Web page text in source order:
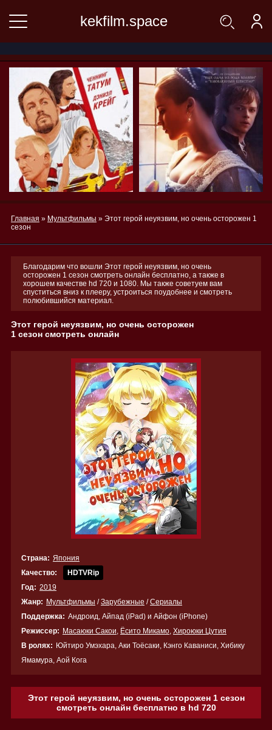
kekfilm.space
Главная » Мультфильмы » Этот герой неуязвим, но очень осторожен 1
сезон
Благодарим что вошли Этот герой неуязвим, но очень
осторожен 1 сезон смотреть онлайн бесплатно, а также в
хорошем качестве hd 720 и 1080. Мы также советуем вам
спуститься вниз к плееру, устроиться поудобнее и смотреть
полюбившийся материал.
Этот герой неуязвим, но очень осторожен
1 сезон смотреть онлайн
Страна: Япония
Качество:
HDTVRip
Год: 2019
Жанр: Мультфильмы /Зарубежные /Сериалы
Поддержка: Андроид, Айпад (iPad) и Айфон (iPhone)
Режиссер: Масаюки Сакои, Ёсито Микамо, Хироюки Цутия
В ролях: Юйтиро Умэхара, Аки Тоёсаки, Кэнго Каваниси, Хибику
Ямамура, Аой Кога
Этот герой неуязвим, но очень осторожен 1 сезон
смотреть онлайн бесплатно в hd 720